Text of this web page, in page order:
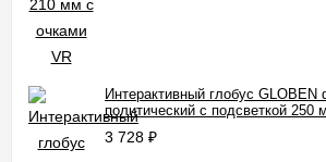
Интерактивный глобус GLOBEN
политический с подсветкой 250
3 728 ₽